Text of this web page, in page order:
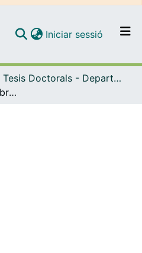
Navega per tot el DD
Iniciar sessió (current)
Tesis Doctorals - Departament - Farmacologia i Química Terapèutica
Estudios sintéticos sobre la reacción de Povarov, nuevos sustratos y aplicaciones